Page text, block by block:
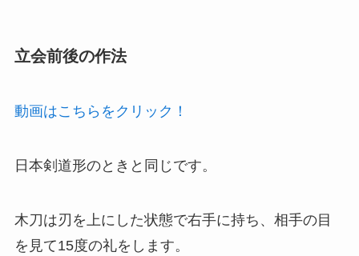
立会前後の作法
動画はこちらをクリック！
日本剣道形のときと同じです。
木刀は刃を上にした状態で右手に持ち、相手の目
を見て15度の礼をします。